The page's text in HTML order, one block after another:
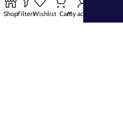
FB Group
ShopFiltersWishlist CartMy account